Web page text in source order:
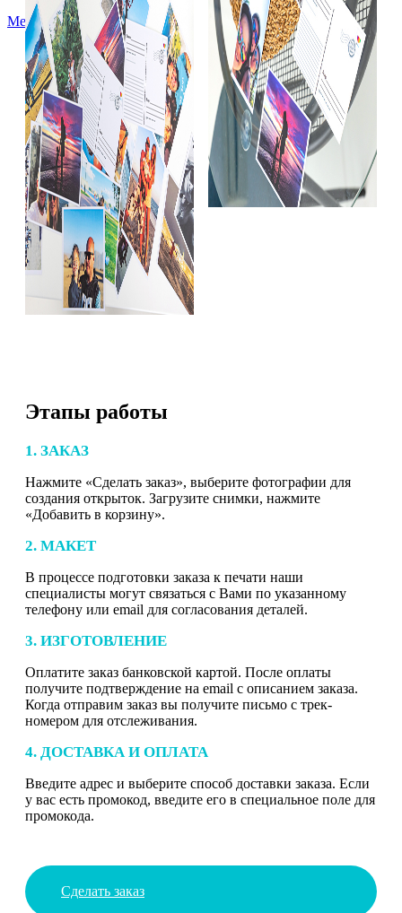
Меню
Этапы работы
1. ЗАКАЗ
Нажмите «Сделать заказ», выберите фотографии для
создания открыток. Загрузите снимки, нажмите
«Добавить в корзину».
2. МАКЕТ
В процессе подготовки заказа к печати наши
специалисты могут связаться с Вами по указанному
телефону или email для согласования деталей.
3. ИЗГОТОВЛЕНИЕ
Оплатите заказ банковской картой. После оплаты
получите подтверждение на email с описанием заказа.
Когда отправим заказ вы получите письмо с трек-
номером для отслеживания.
4. ДОСТАВКА И ОПЛАТА
Введите адрес и выберите способ доставки заказа. Если
у вас есть промокод, введите его в специальное поле для
промокода.
Сделать заказ